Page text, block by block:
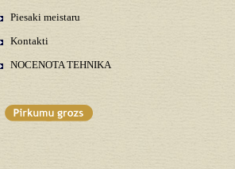
Piesaki meistaru
Kontakti
NOCENOTA TEHNIKA